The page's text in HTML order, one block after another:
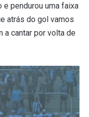
pendurou uma faixa
atrás do gol vamos
a cantar por volta de